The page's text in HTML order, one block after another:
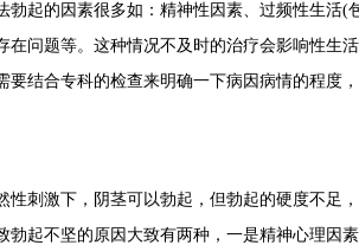
起的因素很多如：精神性因素、过频性生活(
在问题等。这种情况不及时的治疗会影响性生
要结合专科的检查来明确一下病因病情的程度
刺激下，阴茎可以勃起，但勃起的硬度不足
勃起不坚的原因大致有两种，一是精神心理因